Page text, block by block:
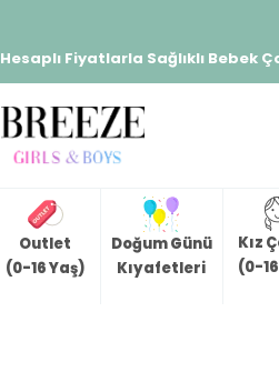
Hesaplı Fiyatlarla Sağlıklı Bebek
Outlet
(0-16 Yaş)
Doğum Günü
Kıyafetleri
Kız
(0-